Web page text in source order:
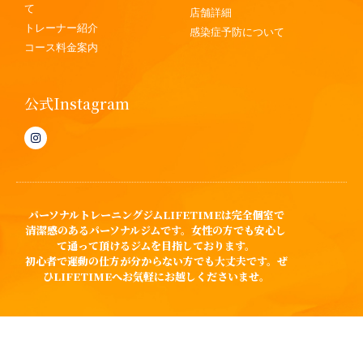
て
トレーナー紹介
コース料金案内
店舗詳細
感染症予防について
公式Instagram
パーソナルトレーニングジムLIFETIMEは完全個室で
清潔感のあるパーソナルジムです。女性の方でも安心し
て通って頂けるジムを目指しております。
初心者で運動の仕方が分からない方でも大丈夫です。ぜ
ひLIFETIMEへお気軽にお越しくださいませ。